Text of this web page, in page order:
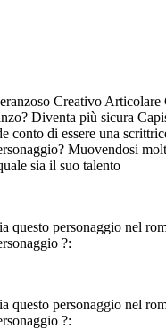
Creativo Articolare
Diventa più sicura
conto di essere una
Muovendosi
sia il suo talento
questo personaggio nel
?:
questo personaggio nel
?: